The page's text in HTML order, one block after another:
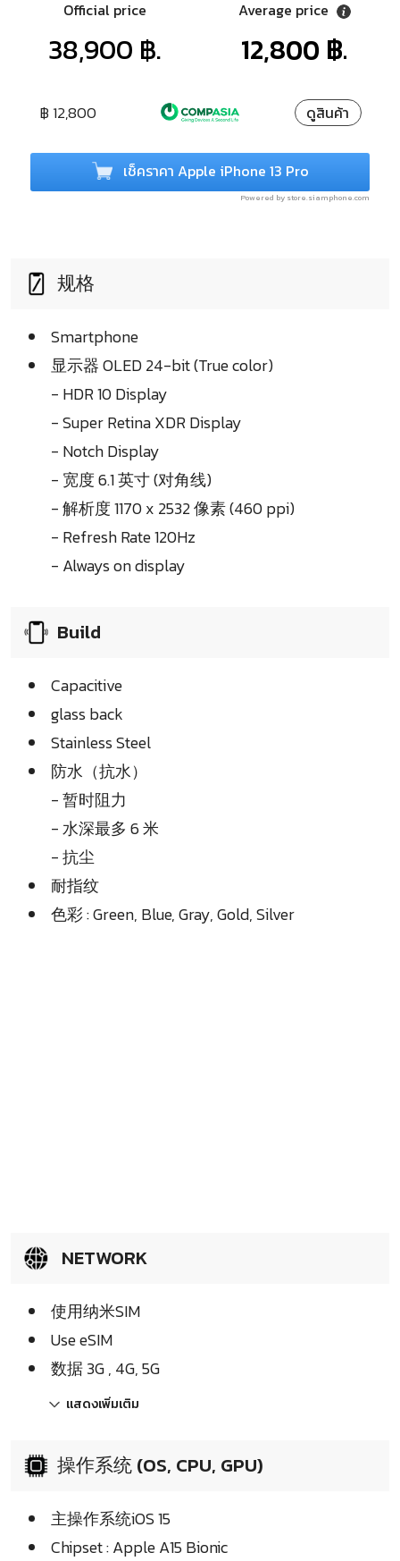
Official price
38,900 ฿.
Average price
12,800 ฿.
฿ 12,800 ดูสินค้า
เช็คราคา Apple iPhone 13 Pro
Powered by store.siamphone.com
规格
Smartphone
显示器 OLED 24-bit (True color)
- HDR 10 Display
- Super Retina XDR Display
- Notch Display
- 宽度 6.1 英寸 (对角线)
- 解析度 1170 x 2532 像素 (460 ppi)
- Refresh Rate 120Hz
- Always on display
Build
Capacitive
glass back
Stainless Steel
防水（抗水）
- 暂时阻力
- 水深最多 6 米
- 抗尘
耐指纹
色彩 : Green, Blue, Gray, Gold, Silver
NETWORK
使用纳米SIM
Use eSIM
数据 3G , 4G, 5G
แสดงเพิ่มเติม
操作系统 (OS, CPU, GPU)
主操作系统iOS 15
Chipset : Apple A15 Bionic